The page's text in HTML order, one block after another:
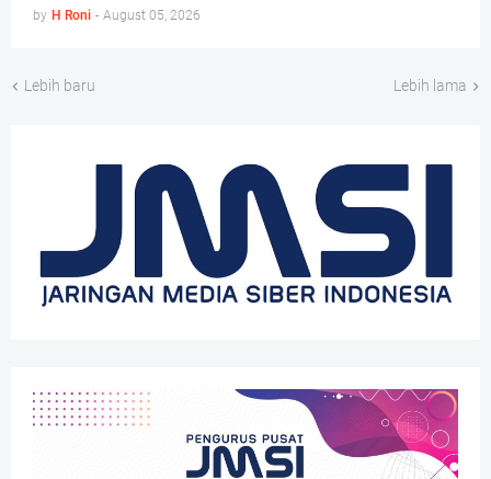
by H Roni - August 05, 2026
Lebih baru Lebih lama